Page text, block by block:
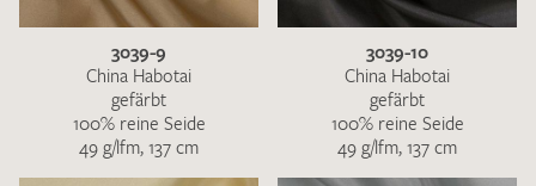
3039-9
China Habotai
gefärbt
100% reine Seide
49 g/lfm, 137 cm
3039-10
China Habotai
gefärbt
100% reine Seide
49 g/lfm, 137 cm